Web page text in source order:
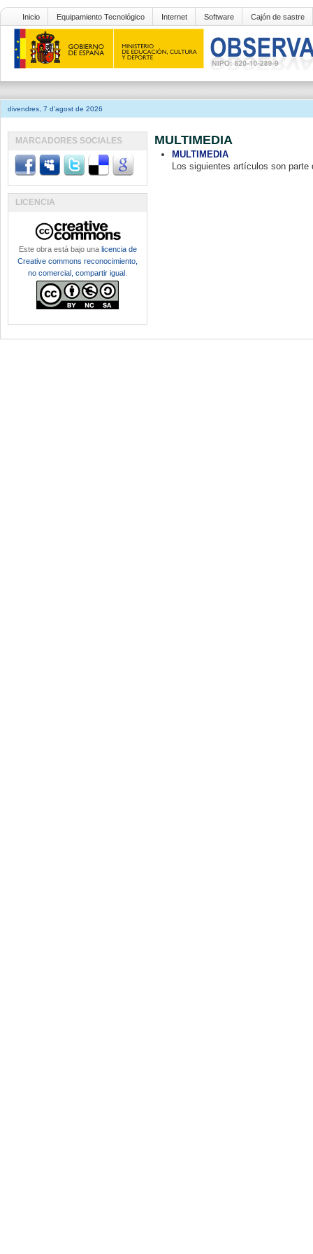
Inicio Equipamiento Tecnológico Internet Software Cajón de sastre
divendres, 7 d'agost de 2026
MULTIMEDIA
MULTIMEDIA
Los siguientes artículos son
MARCADORES SOCIALES
LICENCIA
Este obra está bajo una licencia de
Creative commons reconocimiento,
no comercial, compartir igual